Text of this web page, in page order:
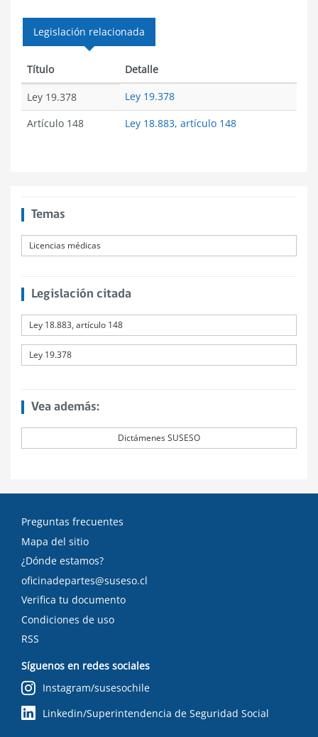
Legislación relacionada
Título Detalle
Ley 19.378
Ley 19.378
Artículo 148
Ley 18.883, artículo 148
Temas
Licencias médicas
Legislación citada
Ley 18.883, artículo 148
Ley 19.378
Vea además:
Dictámenes SUSESO
Preguntas frecuentes
Mapa del sitio
¿Dónde estamos?
oficinadepartes@suseso.cl
Verifica tu documento
Condiciones de uso
RSS
Síguenos en redes sociales
Instagram/susesochile
Linkedin/Superintendencia de Seguridad Social